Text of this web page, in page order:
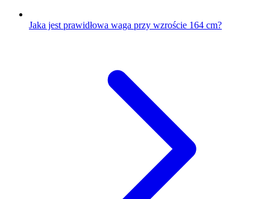
Jaka jest prawidłowa waga przy wzroście 164 cm?